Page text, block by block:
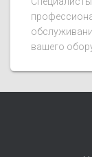
вашего